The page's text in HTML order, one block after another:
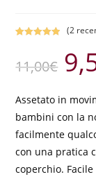
base di
(2
11,00€
Assetato in
bambini con la
facilmente
con una pratica
coperchio.